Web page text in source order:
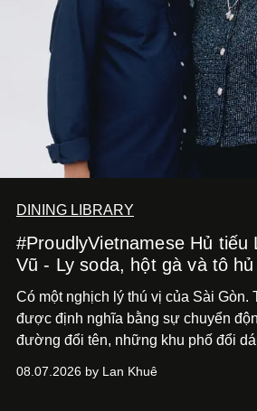
DINING LIBRARY
#ProudlyVietnamese Hủ tiếu
Vũ - Ly soda, hột gà và tô hủ
Có một nghịch lý thú vị của Sài Gòn.
được định nghĩa bằng sự chuyển
đường đổi tên, những khu phố đổi
nói về cái mới, về xu hướng tiếp
08.07.2026 by Lan Khuê